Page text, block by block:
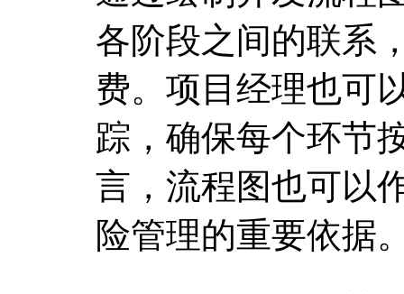
各阶段之间的联系
费。项目经理也可
踪，确保每个环节
言，流程图也可以
险管理的重要依据